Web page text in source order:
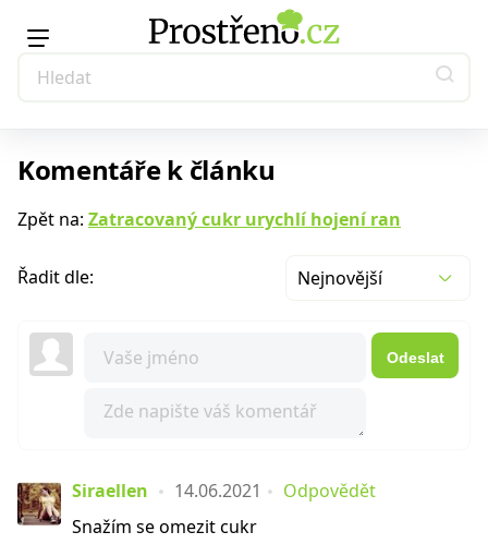
Komentáře k článku
Zpět na: Zatracovaný cukr urychlí hojení ran
Řadit dle: Nejnovější
Odeslat
Siraellen 14.06.2021
Odpovědět
Snažím se omezit cukr